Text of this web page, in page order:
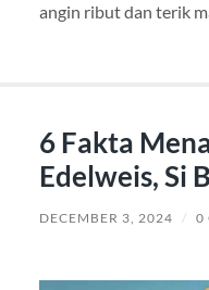
angin ribut dan terik
6 Fakta
Edelweis, Si
DECEMBER 3, 2024 / 0